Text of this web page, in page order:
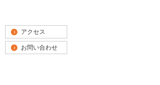
アクセス
お問い合わせ